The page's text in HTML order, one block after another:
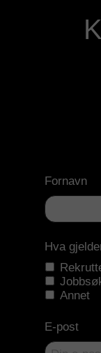
Fornavn
Hva
Annet
E-post